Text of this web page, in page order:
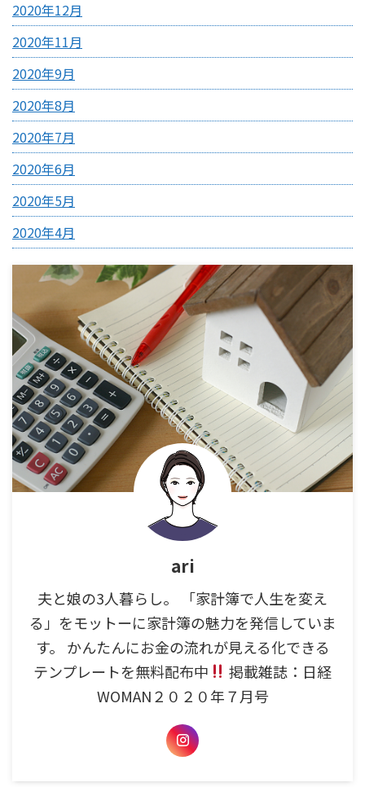
2020年12月
2020年11月
2020年9月
2020年8月
2020年7月
2020年6月
2020年5月
2020年4月
ari
夫と娘の3人暮らし。 「家計簿で人生を変え
る」をモットーに家計簿の魅力を発信していま
す。 かんたんにお金の流れが見える化できる
テンプレートを無料配布中
掲載雑誌：日経
WOMAN２０２０年７月号